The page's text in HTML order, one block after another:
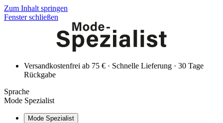
Zum Inhalt springen
Fenster schließen
Versandkostenfrei ab 75 € · Schnelle Lieferung · 30 Tage
Rückgabe
Sprache
Mode Spezialist
Mode Spezialist